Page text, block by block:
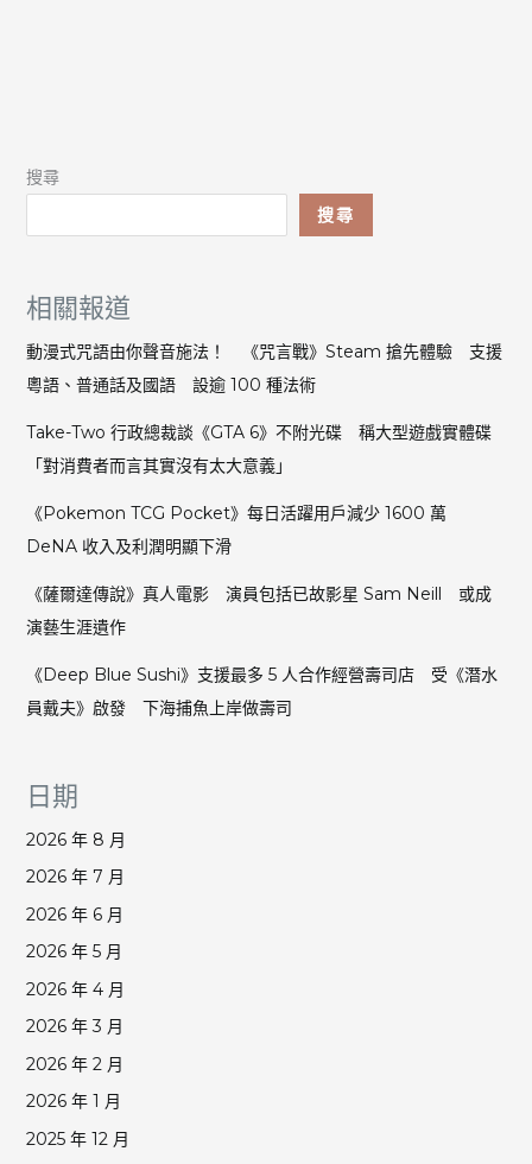
搜尋
搜尋
相關報道
動漫式咒語由你聲音施法！ 《咒言戰》Steam 搶先體驗 支援
粵語、普通話及國語 設逾 100 種法術
Take-Two 行政總裁談《GTA 6》不附光碟 稱大型遊戲實體碟
「對消費者而言其實沒有太大意義」
《Pokemon TCG Pocket》每日活躍用戶減少 1600 萬
DeNA 收入及利潤明顯下滑
《薩爾達傳說》真人電影 演員包括已故影星 Sam Neill 或成
演藝生涯遺作
《Deep Blue Sushi》支援最多 5 人合作經營壽司店 受《潛水
員戴夫》啟發 下海捕魚上岸做壽司
日期
2026 年 8 月
2026 年 7 月
2026 年 6 月
2026 年 5 月
2026 年 4 月
2026 年 3 月
2026 年 2 月
2026 年 1 月
2025 年 12 月